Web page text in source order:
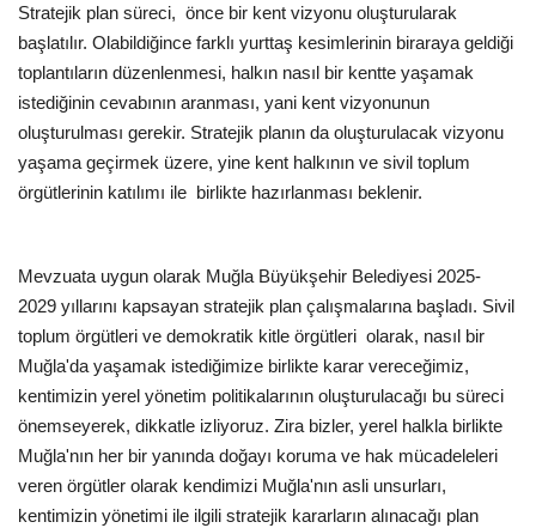
Stratejik plan süreci, önce bir kent vizyonu oluşturularak
başlatılır. Olabildiğince farklı yurttaş kesimlerinin biraraya geldiği
toplantıların düzenlenmesi, halkın nasıl bir kentte yaşamak
istediğinin cevabının aranması, yani kent vizyonunun
oluşturulması gerekir. Stratejik planın da oluşturulacak vizyonu
yaşama geçirmek üzere, yine kent halkının ve sivil toplum
örgütlerinin katılımı ile birlikte hazırlanması beklenir.
Mevzuata uygun olarak Muğla Büyükşehir Belediyesi 2025-
2029 yıllarını kapsayan stratejik plan çalışmalarına başladı. Sivil
toplum örgütleri ve demokratik kitle örgütleri olarak, nasıl bir
Muğla'da yaşamak istediğimize birlikte karar vereceğimiz,
kentimizin yerel yönetim politikalarının oluşturulacağı bu süreci
önemseyerek, dikkatle izliyoruz. Zira bizler, yerel halkla birlikte
Muğla'nın her bir yanında doğayı koruma ve hak mücadeleleri
veren örgütler olarak kendimizi Muğla'nın asli unsurları,
kentimizin yönetimi ile ilgili stratejik kararların alınacağı plan